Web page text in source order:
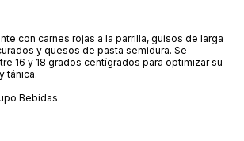
con carnes rojas a la parrilla, guisos de larga
y quesos de pasta semidura. Se
16 y 18 grados centígrados para optimizar su
tánica.
Bebidas.